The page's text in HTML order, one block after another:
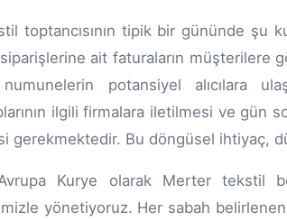
toptancısının tipik bir gününde şu
ait faturaların müşterilere
numunelerin potansiyel alıcılara
ilgili firmalara iletilmesi ve gün
gerekmektedir. Bu döngüsel ihtiyaç,
Kurye olarak Merter tekstil
yönetiyoruz. Her sabah